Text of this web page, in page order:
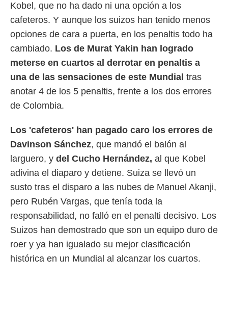
Kobel, que no ha dado ni una opción a los
cafeteros. Y aunque los suizos han tenido menos
opciones de cara a puerta, en los penaltis todo ha
cambiado. Los de Murat Yakin han logrado
meterse en cuartos al derrotar en penaltis a
una de las sensaciones de este Mundial tras
anotar 4 de los 5 penaltis, frente a los dos errores
de Colombia.
Los 'cafeteros' han pagado caro los errores de
Davinson Sánchez, que mandó el balón al
larguero, y del Cucho Hernández, al que Kobel
adivina el diaparo y detiene. Suiza se llevó un
susto tras el disparo a las nubes de Manuel Akanji,
pero Rubén Vargas, que tenía toda la
responsabilidad, no falló en el penalti decisivo. Los
Suizos han demostrado que son un equipo duro de
roer y ya han igualado su mejor clasificación
histórica en un Mundial al alcanzar los cuartos.